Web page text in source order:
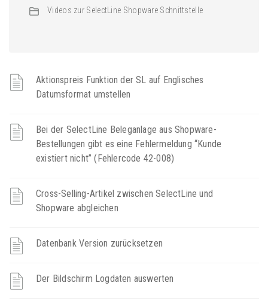
Videos zur SelectLine Shopware Schnittstelle
Aktionspreis Funktion der SL auf Englisches
Datumsformat umstellen
Bei der SelectLine Beleganlage aus Shopware-
Bestellungen gibt es eine Fehlermeldung “Kunde
existiert nicht” (Fehlercode 42-008)
Cross-Selling-Artikel zwischen SelectLine und
Shopware abgleichen
Datenbank Version zurücksetzen
Der Bildschirm Logdaten auswerten